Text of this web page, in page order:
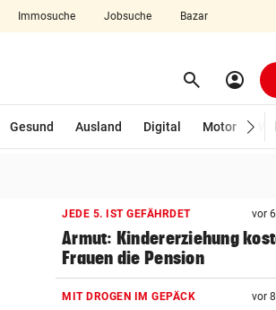
Immosuche Jobsuche Bazar
search Suchen
account_circle
Gesund Ausland Digital Motor
JEDE 5. IST GEFÄHRDET vor
Armut: Kindererziehung
Frauen die Pension
MIT DROGEN IM GEPÄCK vor